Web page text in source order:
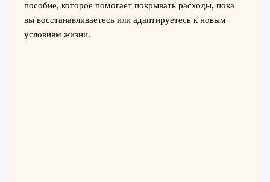
пособие, которое помогает покрывать расходы, пока
вы восстанавливаетесь или адаптируетесь к новым
условиям жизни.